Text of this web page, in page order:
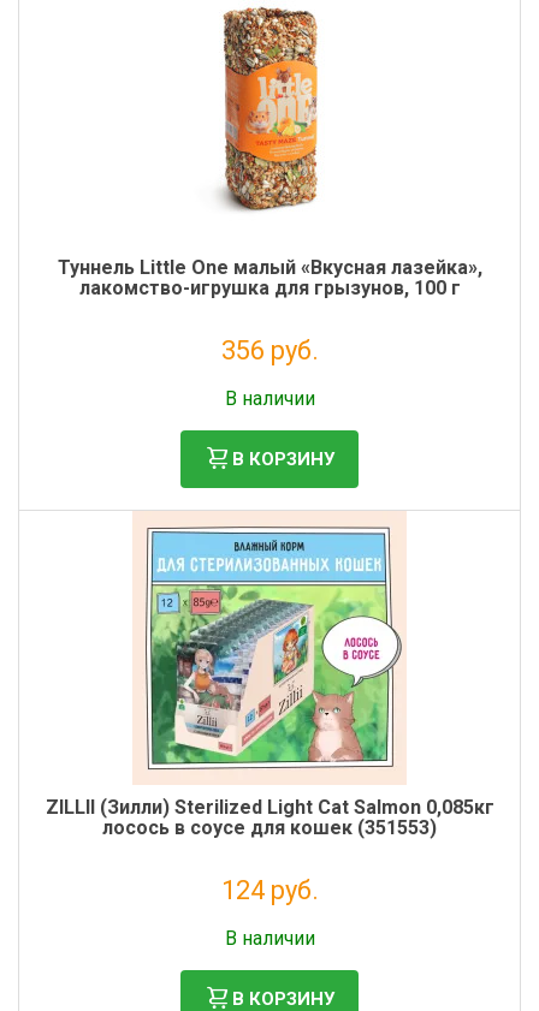
Туннель Little One малый «Вкусная лазейка»,
лакомство-игрушка для грызунов, 100 г
356 руб.
В наличии
В КОРЗИНУ
ZILLII (Зилли) Sterilized Light Cat Salmon 0,085кг
лосось в соусе для кошек (351553)
124 руб.
В наличии
В КОРЗИНУ